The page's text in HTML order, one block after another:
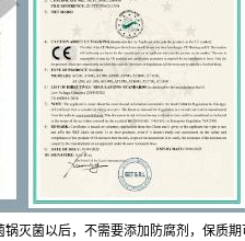
菌以后，不需要添加防腐剂，保质